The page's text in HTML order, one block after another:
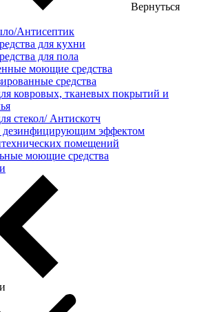
Вернуться
Антисептик
для кухни
для пола
моющие средства
средства
ковровых, тканевых покрытий и
стекол/ Антискотч
дезинфицирующим эффектом
помещений
моющие средства